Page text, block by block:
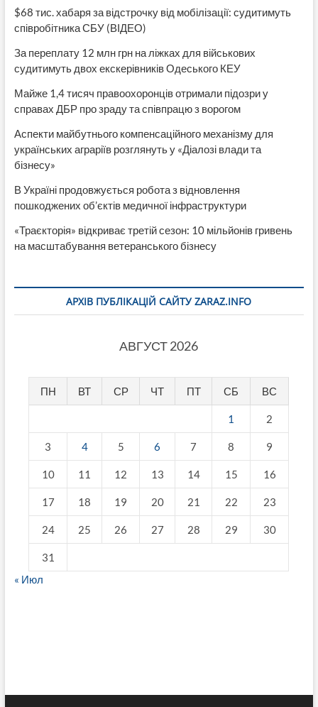
$68 тис. хабаря за відстрочку від мобілізації: судитимуть
співробітника СБУ (ВІДЕО)
За переплату 12 млн грн на ліжках для військових
судитимуть двох екскерівників Одеського КЕУ
Майже 1,4 тисяч правоохоронців отримали підозри у
справах ДБР про зраду та співпрацю з ворогом
Аспекти майбутнього компенсаційного механізму для
українських аграріїв розглянуть у «Діалозі влади та
бізнесу»
В Україні продовжується робота з відновлення
пошкоджених об’єктів медичної інфраструктури
«Траєкторія» відкриває третій сезон: 10 мільйонів гривень
на масштабування ветеранського бізнесу
АРХІВ ПУБЛІКАЦІЙ САЙТУ ZARAZ.INFO
АВГУСТ 2026
ПН ВТ СР ЧТ ПТ СБ ВС
1 2
3 4 5 6 7 8 9
10 11 12 13 14 15 16
17 18 19 20 21 22 23
24 25 26 27 28 29 30
31
« Июл